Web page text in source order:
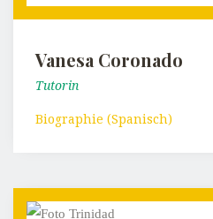
Vanesa Coronado
Tutorin
Biographie (Spanisch)